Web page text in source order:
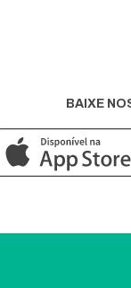
BAIXE